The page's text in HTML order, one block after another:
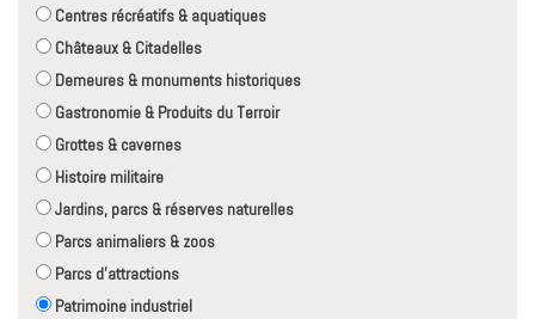
Centres récréatifs & aquatiques
Châteaux & Citadelles
Demeures & monuments historiques
Gastronomie & Produits du Terroir
Grottes & cavernes
Histoire militaire
Jardins, parcs & réserves naturelles
Parcs animaliers & zoos
Parcs d'attractions
Patrimoine industriel